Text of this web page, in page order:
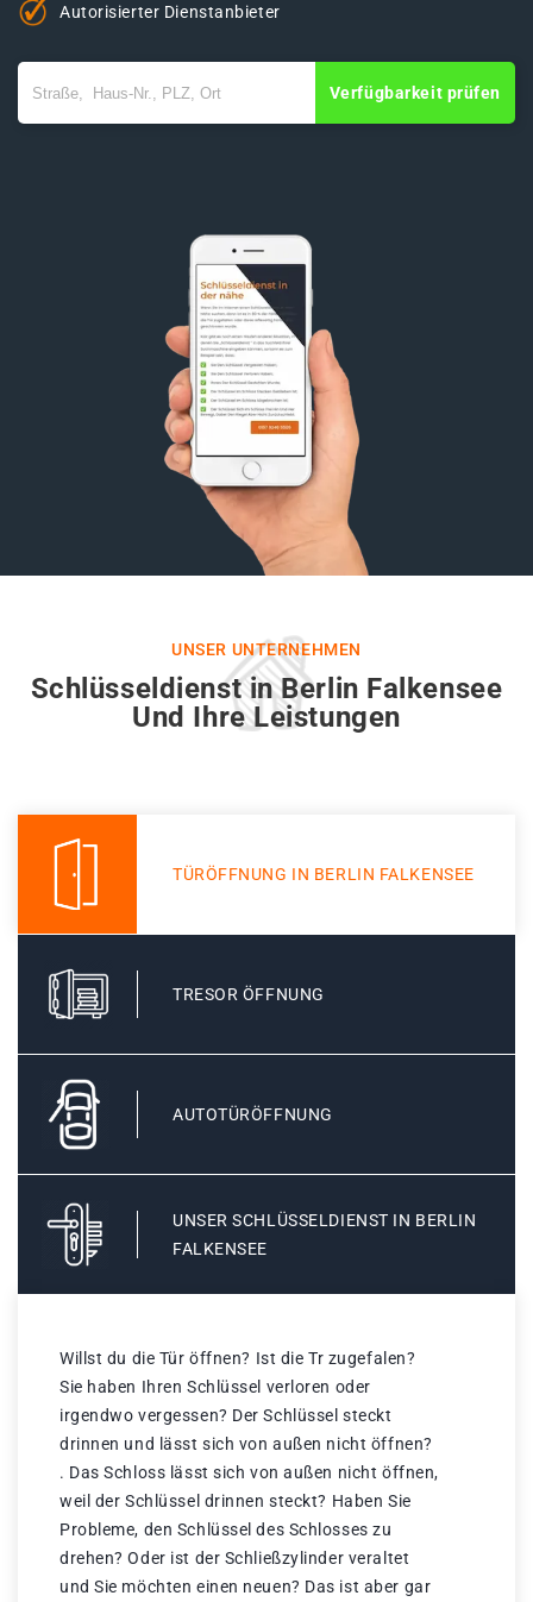
Autorisierter Dienstanbieter
Verfügbarkeit prüfen
UNSER UNTERNEHMEN
Schlüsseldienst in Berlin Falkensee
Und Ihre Leistungen
TÜRÖFFNUNG IN BERLIN FALKENSEE
TRESOR ÖFFNUNG
AUTOTÜRÖFFNUNG
UNSER SCHLÜSSELDIENST IN BERLIN
FALKENSEE
Willst du die Tür öffnen? Ist die Tr zugefalen?
Sie haben Ihren Schlüssel verloren oder
irgendwo vergessen? Der Schlüssel steckt
drinnen und lässt sich von außen nicht öffnen?
. Das Schloss lässt sich von außen nicht öffnen,
weil der Schlüssel drinnen steckt? Haben Sie
Probleme, den Schlüssel des Schlosses zu
drehen? Oder ist der Schließzylinder veraltet
und Sie möchten einen neuen? Das ist aber gar